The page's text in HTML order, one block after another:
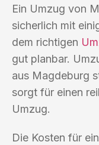
Ein Umzug von
sicherlich mit
dem richtigen
gut planbar.
aus Magdeburg
sorgt für einen
Umzug.
Die Kosten für